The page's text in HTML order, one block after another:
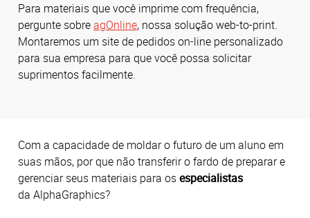
Para materiais que você imprime com frequência,
pergunte sobreagOnline, nossa solução web-to-print.
Montaremos um site de pedidos on-line personalizado
para sua empresa para que você possa solicitar
suprimentos facilmente.
Com a capacidade de moldar o futuro de um aluno em
suas mãos, por que não transferir o fardo de preparar e
gerenciar seus materiais para osespecialistas
da AlphaGraphics?